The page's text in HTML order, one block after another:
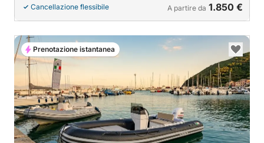
Cancellazione flessibile A partire da 1.850 €
Prenotazione istantanea